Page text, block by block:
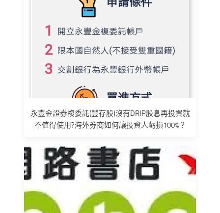
永豐金證券複委託(豐存股)沒有DRIP股息再投資就
不值得使用?海外券商如何讓投資人虧損100%？